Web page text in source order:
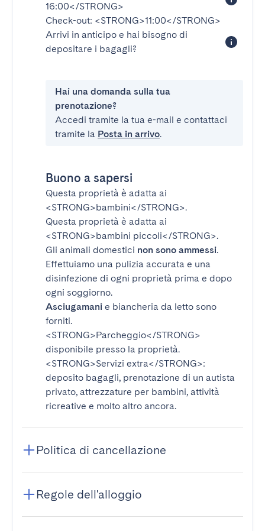
16:00</STRONG>
Check-out: <STRONG>11:00</STRONG>
Arrivi in anticipo e hai bisogno di
depositare i bagagli?
Hai una domanda sulla tua
prenotazione?
Accedi tramite la tua e-mail e contattaci
tramite la Posta in arrivo.
Buono a sapersi
Questa proprietà è adatta ai
<STRONG>bambini</STRONG>.
Questa proprietà è adatta ai
<STRONG>bambini piccoli</STRONG>.
Gli animali domestici non sono ammessi.
Effettuiamo una pulizia accurata e una
disinfezione di ogni proprietà prima e dopo
ogni soggiorno.
Asciugamani e biancheria da letto sono
forniti.
<STRONG>Parcheggio</STRONG>
disponibile presso la proprietà.
<STRONG>Servizi extra</STRONG>:
deposito bagagli, prenotazione di un autista
privato, attrezzature per bambini, attività
ricreative e molto altro ancora.
Politica di cancellazione
Regole dell'alloggio